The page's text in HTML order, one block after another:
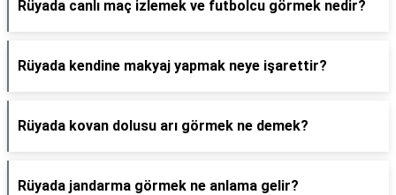
Rüyada canlı maç izlemek ve futbolcu görmek nedir?
Rüyada kendine makyaj yapmak neye işarettir?
Rüyada kovan dolusu arı görmek ne demek?
Rüyada jandarma görmek ne anlama gelir?